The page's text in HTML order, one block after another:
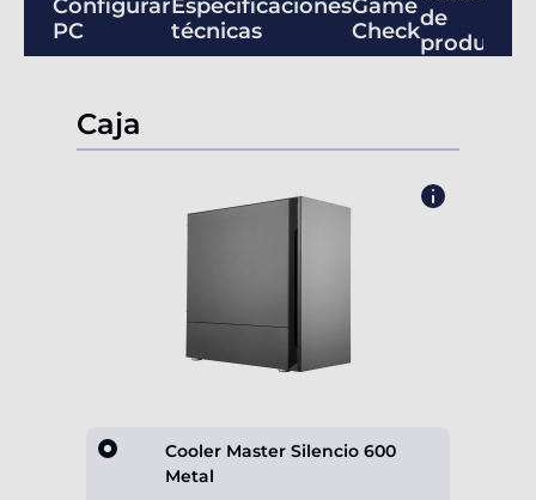
Configurar
PC
Especificaciones
técnicas
Game
Checkde
productos
Caja
Cooler Master Silencio 600
Metal